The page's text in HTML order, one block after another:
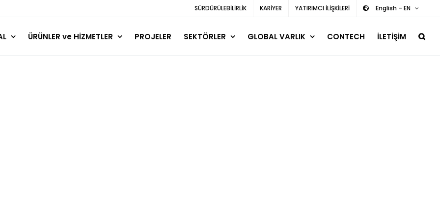
SÜRDÜRÜLEBİLİRLİK KARİYER YATIRIMCI İLİŞKİLERİ English – EN
ÜRÜNLER ve HİZMETLER PROJELER SEKTÖRLER GLOBAL VARLIK CONTECH İLETİŞİM